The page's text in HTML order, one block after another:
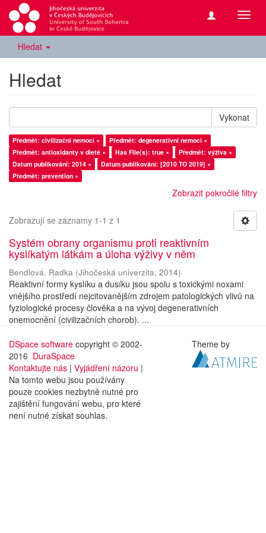
Hledat
Hledat
Vykonat
Předmět: civilizační nemoci ×
Předmět: degenerativní nemoci ×
Předmět: antioxidanty v dietě ×
Has File(s): true ×
Předmět: výživa ×
Datum publikování: 2014 ×
Datum publikování: [2010 TO 2019] ×
Předmět: prevention ×
Zobrazit pokročilé filtry
Zobrazují se záznamy 1-1 z 1
Systém obrany organismu proti reaktivním
kyslíkatým látkám a úloha výživy v něm
Bendlová, Radka (Jihočeská univerzita, 2014)
Reaktivní formy kyslíku a dusíku jsou spolu s toxickými noxami
vnějšího prostředí nejcitovanějším zdrojem patologických vlivů na
fyziologické procesy člověka a na vývoj degenerativních
onemocnění (civilizačních chorob). ...
DSpace software copyright © 2002-
2016 DuraSpace
Kontaktujte nás | Vyjádření názoru |
Na tomto webu jsou používány
pouze cookies nezbytně nutné pro
zajištění fungování webu, pro které
není nutné získat souhlas.
Theme by